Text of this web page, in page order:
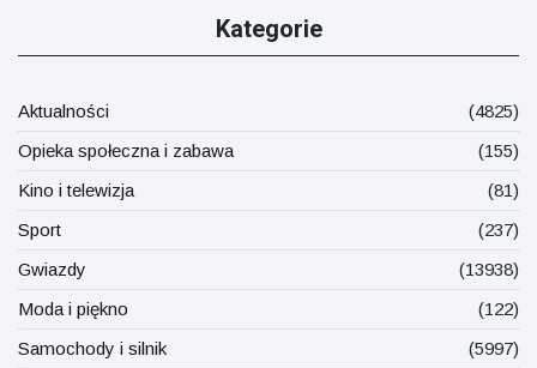
Kategorie
Aktualności
(4825)
Opieka społeczna i zabawa
(155)
Kino i telewizja
(81)
Sport
(237)
Gwiazdy
(13938)
Moda i piękno
(122)
Samochody i silnik
(5997)